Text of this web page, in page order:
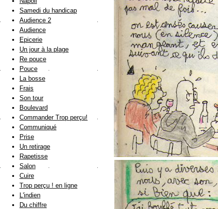
Samedi du handicap
Audience 2
Audience
Epicerie
Un jour à la plage
Re pouce
Pouce
La bosse
Frais
Son tour
Boulevard
Commander Trop perçu!
Communiqué
Prise
Un retirage
Rapetisse
Salon
Cuire
Trop perçu ! en ligne
L'indien
Du chiffre